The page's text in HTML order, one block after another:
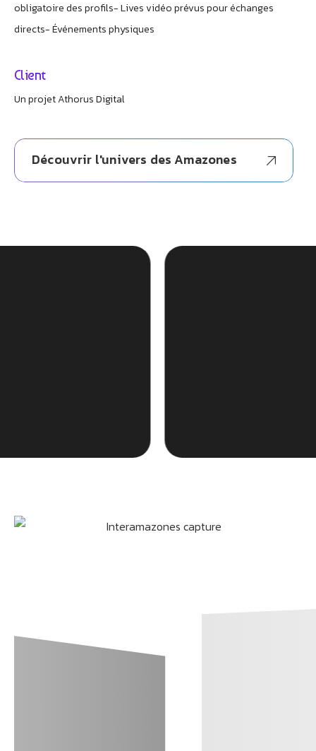
obligatoire des profils- Lives vidéo prévus pour échanges
directs- Événements physiques
Client
Un projet Athorus Digital
Découvrir l'univers des Amazones